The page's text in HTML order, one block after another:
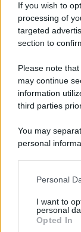
If you wish to
processing of
targeted
section to
Please note
may continue
information
third parties
You may
personal
This
disclose it to
Please note
Personal
I want to
personal
Opted In
Nella
avviene